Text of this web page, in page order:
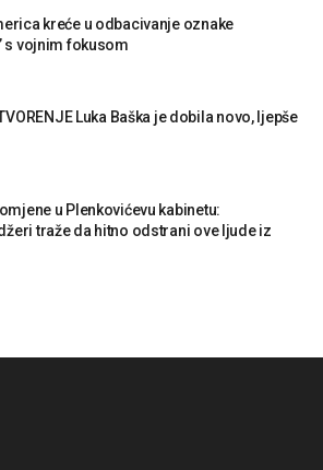
kreće u odbacivanje oznake
s vojnim fokusom
Luka Baška je dobila novo, ljepše
u Plenkovićevu kabinetu:
traže da hitno odstrani ove ljude iz